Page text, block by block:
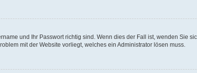
und Ihr Passwort richtig sind. Wenn dies der Fall ist, wenden Sie
mit der Website vorliegt, welches ein Administrator lösen muss.